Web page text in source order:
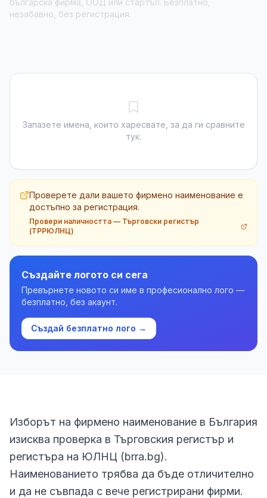
българска фирма, ООД или стартъп. Безплатно,
незабавно, без регистрация.
Запазете имена, които харесвате, за да ги сравните
тук.
Проверете дали вашето фирмено наименование е
достъпно за регистрация.
Провери наличността — Търговски регистър
(ТРРЮЛНЦ)
Създайте логото си сега
Превърнете новото си име в професионално лого —
безплатно, без акаунт.
Създай безплатно лого →
Изборът на фирмено наименование в България
изисква проверка в Търговския регистър и
регистъра на ЮЛНЦ (brra.bg).
Наименованието трябва да бъде отличително
и да не съвпада с вече регистрирани фирми.